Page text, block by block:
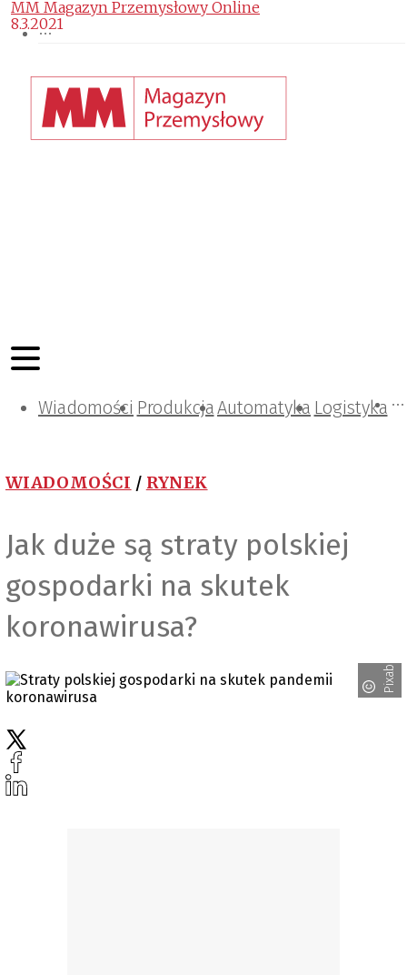
Wiadomości ProdukcjaAutomatyka Logistyka
Projektowanie i konstrukcje
Zarządzanie i IT
Tematy specjalne
WIADOMOŚCI / RYNEK
Jak duże są straty polskiej
gospodarki na skutek
koronawirusa?
Pixabay/geralt
MM Magazyn Przemysłowy Online
8.3.2021